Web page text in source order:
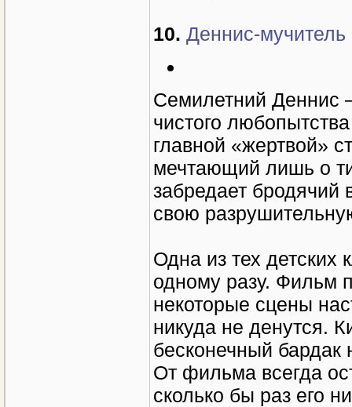
10. Деннис-
Семилетний Деннис
чистого
главной «жертвой»
мечтающий лишь о
забредает
свою
Одна из тех детских
одному разу. Фильм
некоторые сцены
никуда не денутся.
бесконечный бардак
От фильма всегда
сколько бы раз его